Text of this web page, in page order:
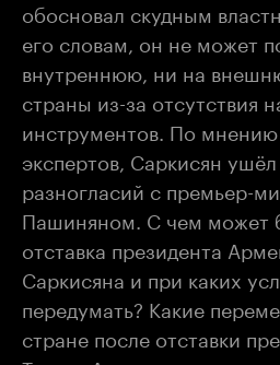
обосновал скудным
его словам, он не может
внутреннюю, ни на
страны из-за отсутствия
инструментов. По
экспертов, Саркисян
разногласий с премьер-
Пашиняном. С чем может
отставка президента
Саркисяна и при каких
передумать? Какие
стране после отставки